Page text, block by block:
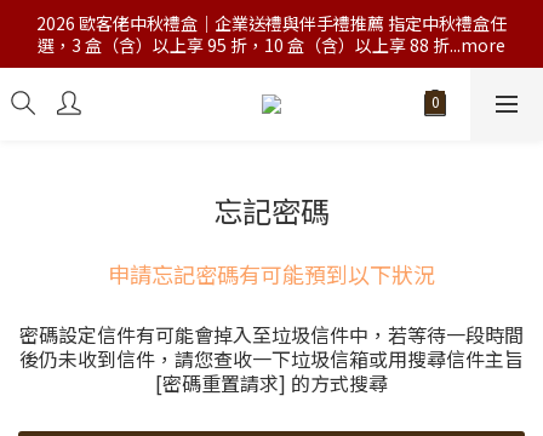
2026 歐客佬中秋禮盒｜企業送禮與伴手禮推薦 指定中秋禮盒任
選，3 盒（含）以上享 95 折，10 盒（含）以上享 88 折...more
忘記密碼
申請忘記密碼有可能預到以下狀況
密碼設定信件有可能會掉入至垃圾信件中，若等待一段時間
後仍未收到信件，請您查收一下垃圾信箱或用搜尋信件主旨
[密碼重置請求] 的方式搜尋